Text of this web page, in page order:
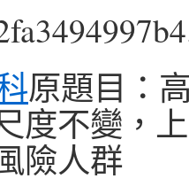
原題目：
度不變，
險人群